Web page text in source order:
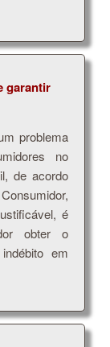
garantir
problema
no
de acordo
é
obter o
em